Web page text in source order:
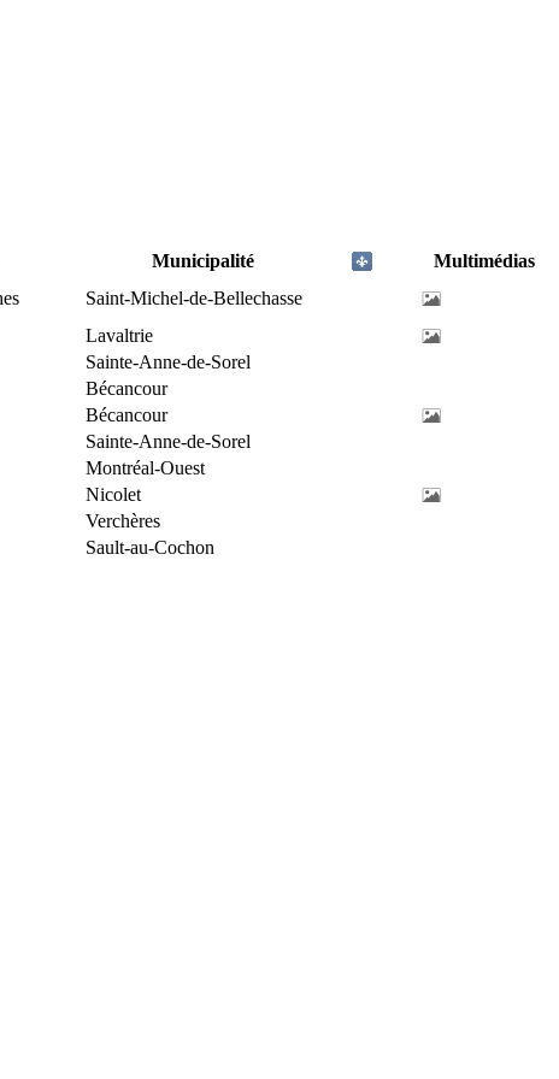
Municipalité
Multimédias
Saint-Michel-de-Bellechasse
Lavaltrie
Sainte-Anne-de-Sorel
Bécancour
Bécancour
Sainte-Anne-de-Sorel
Montréal-Ouest
Nicolet
Verchères
Sault-au-Cochon